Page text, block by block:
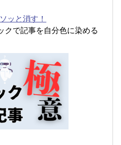
ッと消す！
クで記事を自分色に染める